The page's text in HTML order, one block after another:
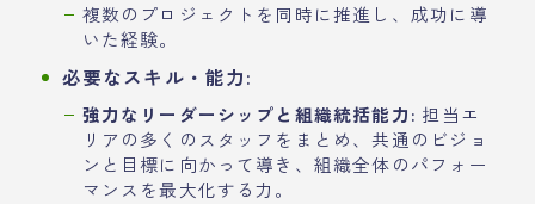
複数のプロジェクトを同時に推進し、成功に導
いた経験。
必要なスキル・能力:
強力なリーダーシップと組織統括能力: 担当エ
リアの多くのスタッフをまとめ、共通のビジョ
ンと目標に向かって導き、組織全体のパフォー
マンスを最大化する力。